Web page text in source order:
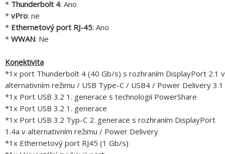
* Thunderbolt 4: Ano
* vPro: ne
* Ethernetový port RJ-45: Ano
* WWAN: Ne
Konektivita
*1x port Thunderbolt 4 (40 Gb/s) s rozhraním DisplayPort 2.1 v
alternativním režimu / USB Type-C / USB4 / Power Delivery 3.1
*1x Port USB 3.2 1. generace s technologií PowerShare
*1x Port USB 3.2 1. generace
*1x Port USB 3.2 Typ-C 2. generace s rozhraním DisplayPort
1.4a v alternativním režimu / Power Delivery
*1x Ethernetový port RJ45 (1 Gb/s)